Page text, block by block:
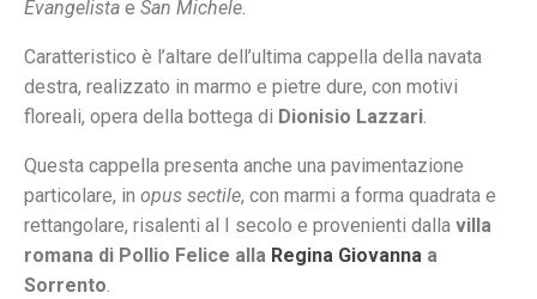
Evangelista e San Michele.
Caratteristico è l’altare dell’ultima cappella della navata
destra, realizzato in marmo e pietre dure, con motivi
floreali, opera della bottega di Dionisio Lazzari.
Questa cappella presenta anche una pavimentazione
particolare, in opus sectile, con marmi a forma quadrata e
rettangolare, risalenti al I secolo e provenienti dalla villa
romana di Pollio Felice alla Regina Giovanna a
Sorrento.